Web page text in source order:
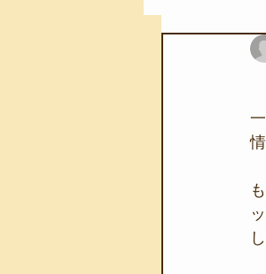
スノーケリ
自然体験学